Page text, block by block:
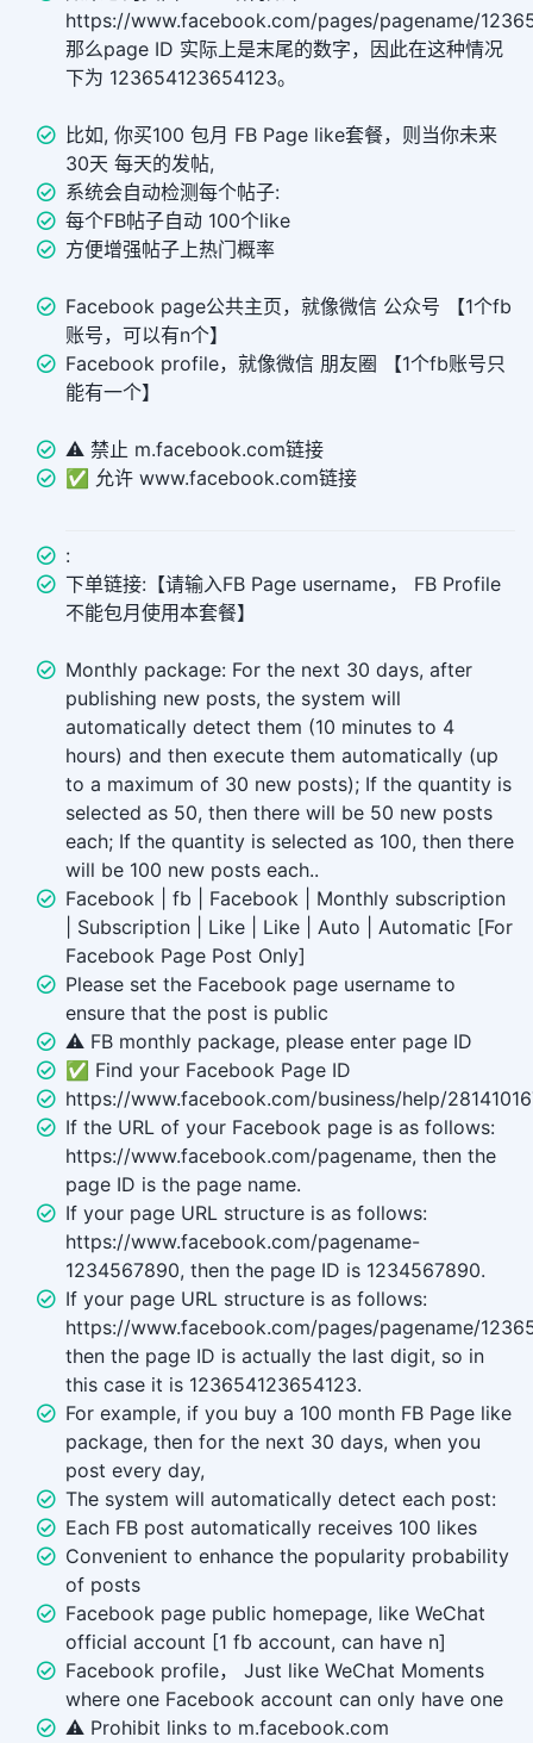
https://www.facebook.com/pages/pagename/
那么page ID 实际上是末尾的数字，因此在这种情况
下为 123654123654123。
比如, 你买100 包月 FB Page like套餐，则当你未来
30天 每天的发帖,
系统会自动检测每个帖子:
每个FB帖子自动 100个like
方便增强帖子上热门概率
Facebook page公共主页，就像微信 公众号 【1个fb
账号，可以有n个】
Facebook profile，就像微信 朋友圈 【1个fb账号只
能有一个】
⚠️ 禁止 m.facebook.com链接
✅ 允许 www.facebook.com链接
:
下单链接:【请输入FB Page username， FB Profile
不能包月使用本套餐】
Monthly package: For the next 30 days, after
publishing new posts, the system will
automatically detect them (10 minutes to 4
hours) and then execute them automatically (up
to a maximum of 30 new posts); If the quantity is
selected as 50, then there will be 50 new posts
each; If the quantity is selected as 100, then there
will be 100 new posts each..
Facebook | fb | Facebook | Monthly subscription
| Subscription | Like | Like | Auto | Automatic [For
Facebook Page Post Only]
Please set the Facebook page username to
ensure that the post is public
⚠️ FB monthly package, please enter page ID
✅ Find your Facebook Page ID
https://www.facebook.com/business/help/
If the URL of your Facebook page is as follows:
https://www.facebook.com/pagename, then the
page ID is the page name.
If your page URL structure is as follows:
https://www.facebook.com/pagename-
1234567890, then the page ID is 1234567890.
If your page URL structure is as follows:
https://www.facebook.com/pages/pagename/
then the page ID is actually the last digit, so in
this case it is 123654123654123.
For example, if you buy a 100 month FB Page like
package, then for the next 30 days, when you
post every day,
The system will automatically detect each post:
Each FB post automatically receives 100 likes
Convenient to enhance the popularity probability
of posts
Facebook page public homepage, like WeChat
official account [1 fb account, can have n]
Facebook profile， Just like WeChat Moments
where one Facebook account can only have one
⚠️ Prohibit links to m.facebook.com